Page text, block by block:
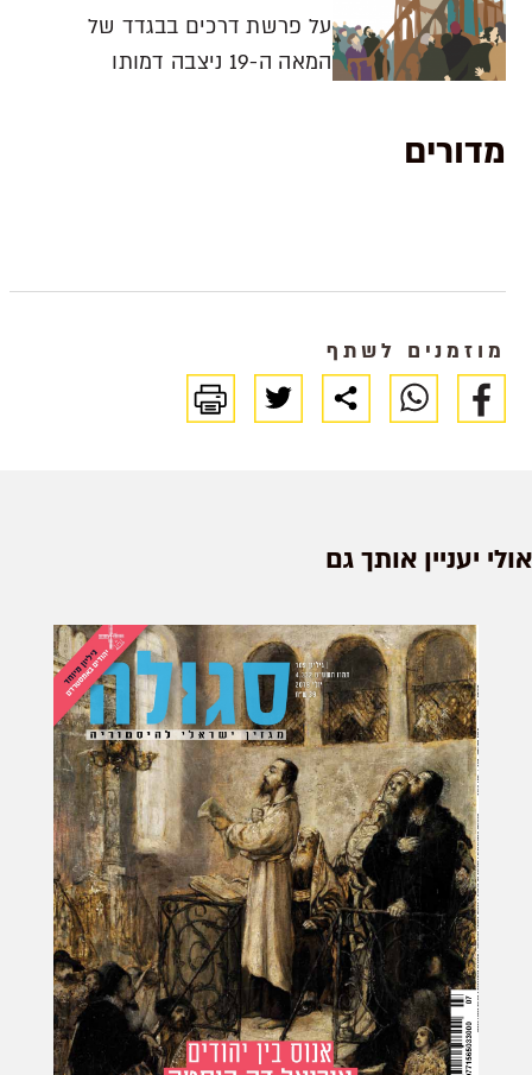
ובתפיסת החירות המאתגרת
והמתריסה שהוא מציע-
על פרשת דרכים בבגדד של
המאה ה-19 ניצבה דמותו
ושהמקובל יצחק כדורי עוד
זכה לשמוע תורה
מדורים
מוזמנים לשתף
אולי יעניין אותך גם